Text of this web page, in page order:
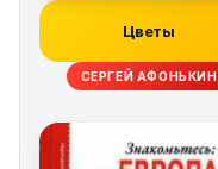
Цветы
СЕРГЕЙ АФОНЬКИН